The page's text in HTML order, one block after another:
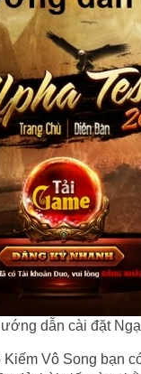
dẫn cài đặt
Vô Song bạn